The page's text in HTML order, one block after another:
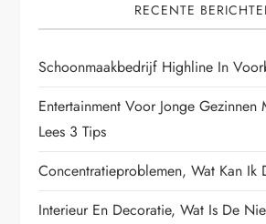
RECENTE
Schoonmaakbedrijf Highline In
Entertainment Voor Jonge Gezinnen
Lees 3 Tips
Concentratieproblemen, Wat Kan Ik
Interieur En Decoratie, Wat Is De